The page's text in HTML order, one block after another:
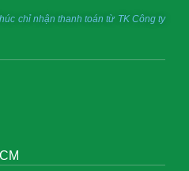
chỉ nhận thanh toán từ TK Công ty